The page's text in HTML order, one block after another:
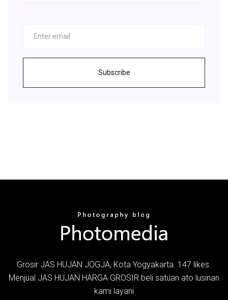
Subscribe
Grosir JAS HUJAN JOGJA, Kota Yogyakarta. 147 likes.
Menjual JAS HUJAN HARGA GROSIR beli satuan ato lusinan
kami layani